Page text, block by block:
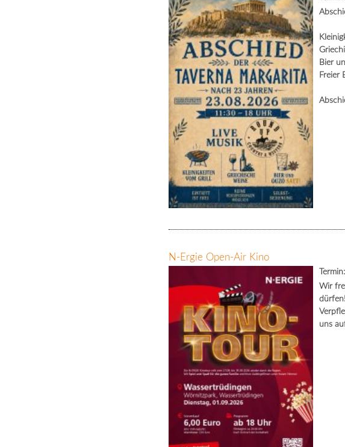
Bier
Freier
N-Ergie Open-Air Kino
Termin:
Wir
uns